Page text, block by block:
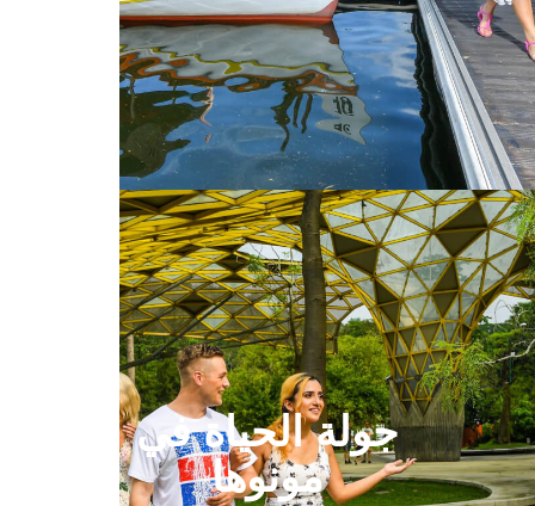
جولة الحياة في
مونوها